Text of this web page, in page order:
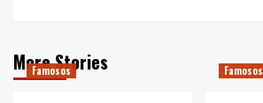
More Stories
Famosos Famosos